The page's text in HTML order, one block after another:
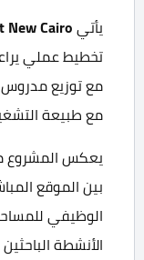
يأتيNew Cairo
تخطيط عملي
مع توزيع مدروس
مع طبيعة
يعكس المشروع
بين الموقع
الوظيفي
الأنشطة